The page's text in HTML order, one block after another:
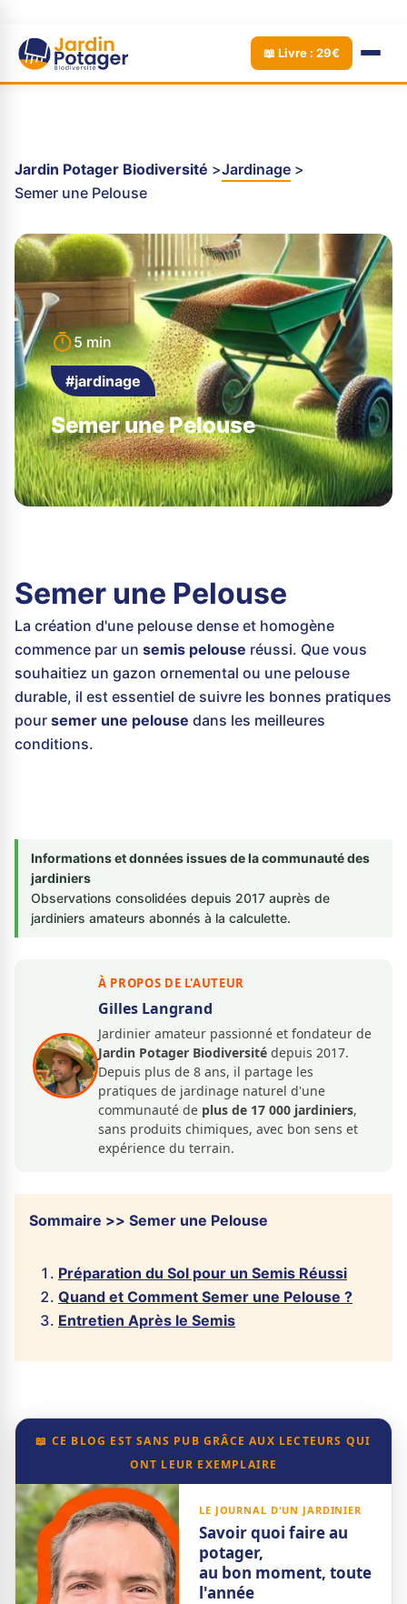
📖 Livre : 29€
Jardin Potager Biodiversité
Jardinage
Semer une Pelouse
5 min
#jardinage
Semer une Pelouse
Semer une Pelouse
La création d'une pelouse dense et homogène
commence par un semis pelouse réussi. Que vous
souhaitiez un gazon ornemental ou une pelouse
durable, il est essentiel de suivre les bonnes pratiques
pour semer une pelouse dans les meilleures
conditions.
Informations et données issues de la communauté des
jardiniers
Observations consolidées depuis 2017 auprès de
jardiniers amateurs abonnés à la calculette.
À PROPOS DE L'AUTEUR
Gilles Langrand
Jardinier amateur passionné et fondateur de
Jardin Potager Biodiversité depuis 2017.
Depuis plus de 8 ans, il partage les
pratiques de jardinage naturel d'une
communauté de plus de 17 000 jardiniers,
sans produits chimiques, avec bon sens et
expérience du terrain.
Sommaire >> Semer une Pelouse
Préparation du Sol pour un Semis Réussi
Quand et Comment Semer une Pelouse ?
Entretien Après le Semis
📖 CE BLOG EST SANS PUB GRÂCE AUX LECTEURS QUI
ONT LEUR EXEMPLAIRE
LE JOURNAL D'UN JARDINIER
Savoir quoi faire au
potager,
au bon moment, toute
l'année